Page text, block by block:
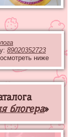
89020352723
ниже
блогера»